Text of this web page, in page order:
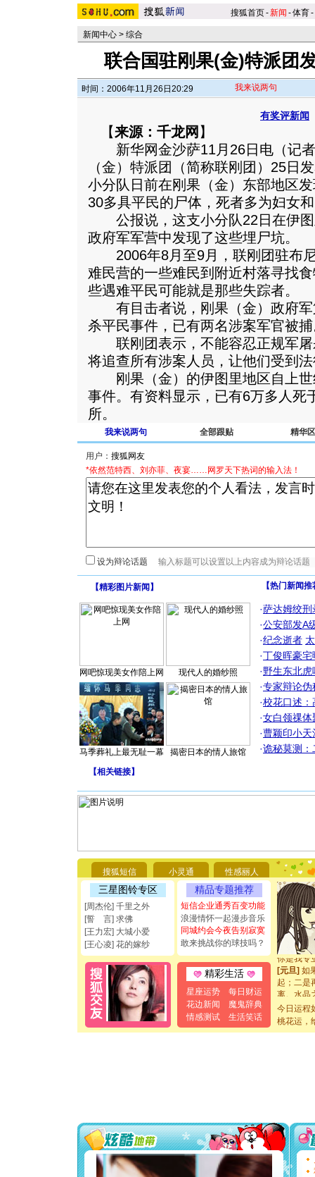
搜狐首页-新闻 -体育-
新闻中心 > 综合
联合国驻刚果(金)特派团
时间：2006年11月26日20:29 我来说两句
有奖评新闻
【来源：千龙网 】
新华网金沙萨11月26日电（记者
（金）特派团（简称联刚团）25日
小分队日前在刚果（金）东部地区
30多具平民的尸体，死者多为妇女
公报说，这支小分队22日在伊图
政府军军营中发现了这些埋尸坑。
2006年8月至9月，联刚团驻布尼
难民营的一些难民到附近村落寻找
些遇难平民可能就是那些失踪者。
有目击者说，刚果（金）政府军
杀平民事件，已有两名涉案军官被
联刚团表示，不能容忍正规军屠
将追查所有涉案人员，让他们受到
刚果（金）的伊图里地区自上世
事件。有资料显示，已有6万多人死
所。
我来说两句 全部跟贴 精华区
用户：
*依然范特西、刘亦菲、夜宴……网罗天下热词的输入法！
设为辩论话题
【精彩图片新闻 】
网吧惊现美女作陪上网 现代人的婚纱照
马季葬礼上最无耻一幕 揭密日本的情人旅馆
【热门新闻
·萨达姆绞刑
·公安部发A
·纪念逝者
·丁俊晖豪
·野生东北
·专家辩论伪
·校花口述：
·女白领祼体
·曹颖印小天
·诡秘莫测：
【相关链接】
搜狐短信 小灵通 性感丽人
三星图铃专区
[周杰伦] 千里之外
[誓 言] 求佛
[王力宏] 大城小爱
[王心凌] 花的嫁纱
精品专题推荐
短信企业通秀百变功能
浪漫情怀一起漫步音乐
同城约会今夜告别寂寞
敢来挑战你的球技吗？
精彩生活
星座运势
每日财运
花边新闻
魔鬼辞典
情感测试
生活笑话
要平安！
[圣诞节]
能正大光
都要快乐
[圣诞节]
如意,快
[元旦]看
断电。爱
你是我专
[元旦]如
起；二是
离。水晶
泣，这
卖了。水
你太多，
要平安！
[圣诞节]
能正大
都要快乐
今日运程
桃花运，